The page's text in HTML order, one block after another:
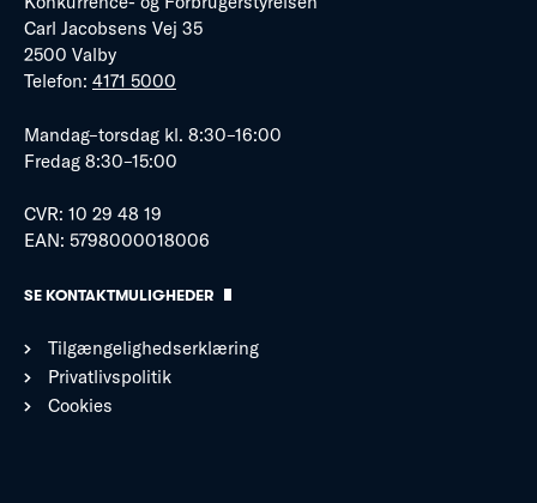
Carl Jacobsens Vej 35
2500 Valby
Telefon: 4171 5000
Mandag–torsdag kl. 8:30–16:00
Fredag 8:30–15:00
CVR: 10 29 48 19
EAN: 5798000018006
SE KONTAKTMULIGHEDER
Tilgængelighedserklæring
Privatlivspolitik
Cookies